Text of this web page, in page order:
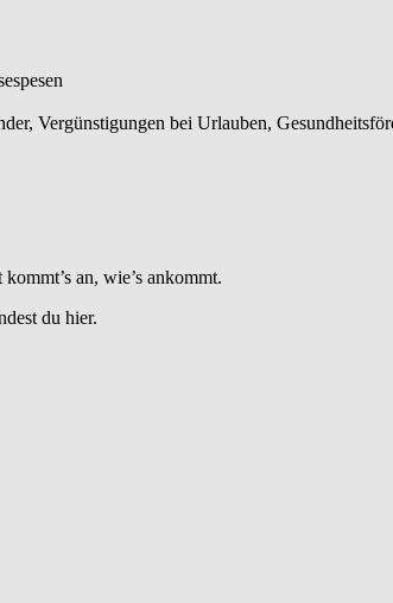
Vergünstigungen bei Urlauben,
an, wie’s ankommt.
du hier.